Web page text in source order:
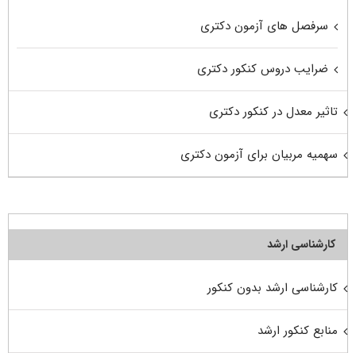
سرفصل های آزمون دکتری
ضرایب دروس کنکور دکتری
تاثیر معدل در کنکور دکتری
سهمیه مربیان برای آزمون دکتری
کارشناسی ارشد
کارشناسی ارشد بدون کنکور
منابع کنکور ارشد